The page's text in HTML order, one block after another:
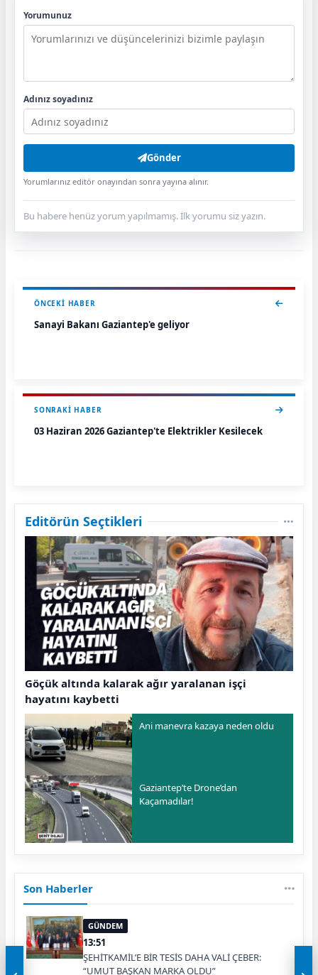
Yorumunuz
Adınız soyadınız
Gönder
Yorumlarınız editör onayından sonra yayına alınır.
Bu habere henüz yorum yapılmamış. İlk yorumu siz yazın.
ÖNCEKI HABER
Sanayi Bakanı Gaziantep'e geliyor
SONRAKI HABER
03 Haziran 2026 Gaziantep'te Elektrikler Kesilecek
Editörün Seçtikleri
Göçük altında kalarak ağır yaralanan işçi
hayatını kaybetti
Ani manevra kazaya neden oldu
Gaziantep’te Drone’dan
Kaçamadılar!
Son Haberler
GÜNDEM
13:51
ŞEHİTKAMİL’E BİR TESİS DAHA VALİ ÇEBER:
“UMUT BAŞKAN MARKA OLDU”